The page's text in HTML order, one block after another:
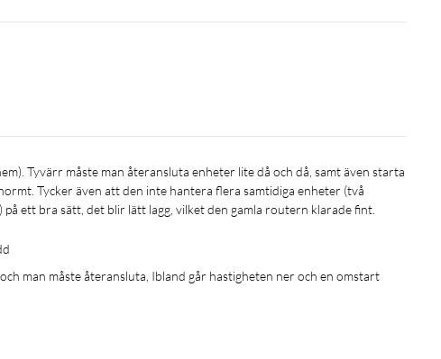
Tycker även att den inte hantera flera samtidiga enheter (två
ett bra sätt, det blir lätt lagg, vilket den gamla routern klarade fint.
man måste återansluta, Ibland går hastigheten ner och en omstart